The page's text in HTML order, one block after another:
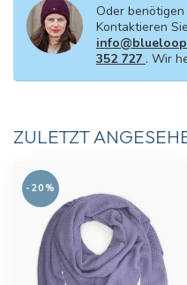
Oder
Kontaktieren
352 727 . Wir
ZULETZT
-20%